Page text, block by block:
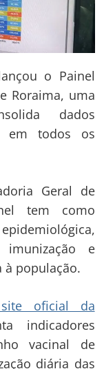
o Painel
Roraima, uma
dados
em todos os
Geral de
tem como
imunização e
população.
oficial da
indicadores
vacinal de
diária das